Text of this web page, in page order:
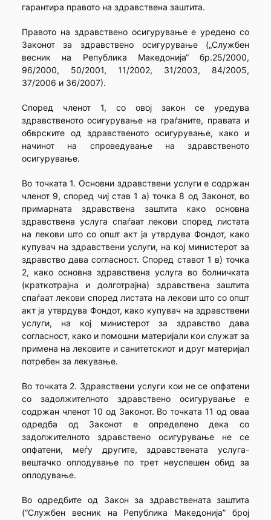
гарантира правото на здравствена заштита.
Правото на здравствено осигурување е уредено со
Законот за здравствено осигурување („Службен
весник на Република Македонија“ бр.25/2000,
96/2000, 50/2001, 11/2002, 31/2003, 84/2005,
37/2006 и 36/2007).
Според членот 1, со овој закон се уредува
здравственото осигурување на граѓаните, правата и
обврските од здравственото осигурување, како и
начинот на спроведување на здравственото
осигурување.
Во точката 1. Основни здравствени услуги е содржан
членот 9, според чиј став 1 а) точка 8 од Законот, во
примарната здравствена заштита како основна
здравствена услуга спаѓаат лекови според листата
на лекови што со општ акт ја утврдува Фондот, како
купувач на здравствени услуги, на кој министерот за
здравство дава согласност. Според ставот 1 в) точка
2, како основна здравствена услуга во болничката
(краткотрајна и долготрајна) здравствена заштита
спаѓаат лекови според листата на лекови што со општ
акт ја утврдува Фондот, како купувач на здравствени
услуги, на кој министерот за здравство дава
согласност, како и помошни материјали кои служат за
примена на лековите и санитетскиот и друг материјал
потребен за лекување.
Во точката 2. Здравствени услуги кои не се опфатени
со задолжителното здравствено осигурување е
содржан членот 10 од Законот. Во точката 11 од оваа
одредба од Законот е определено дека со
задолжителното здравствено осигурување не се
опфатени, меѓу другите, здравствената услуга-
вештачко оплодување по трет неуспешен обид за
оплодување.
Во одредбите од Закон за здравствената заштита
(“Службен весник на Република Македонија” број